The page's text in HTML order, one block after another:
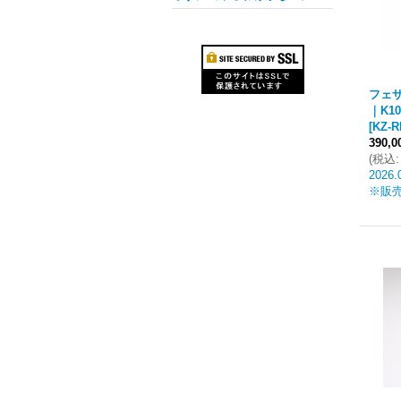
フェ
｜
[KZ-
(税込:
※販